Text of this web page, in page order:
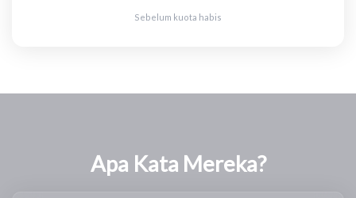
Sebelum kuota habis
Apa Kata Mereka?